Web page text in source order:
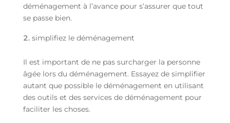
déménagement à l’avance pour s’assurer que tout
se passe bien.
simplifiez le déménagement
Il est important de ne pas surcharger la personne
âgée lors du déménagement. Essayez de simplifier
autant que possible le déménagement en utilisant
des outils et des services de déménagement pour
faciliter les choses.